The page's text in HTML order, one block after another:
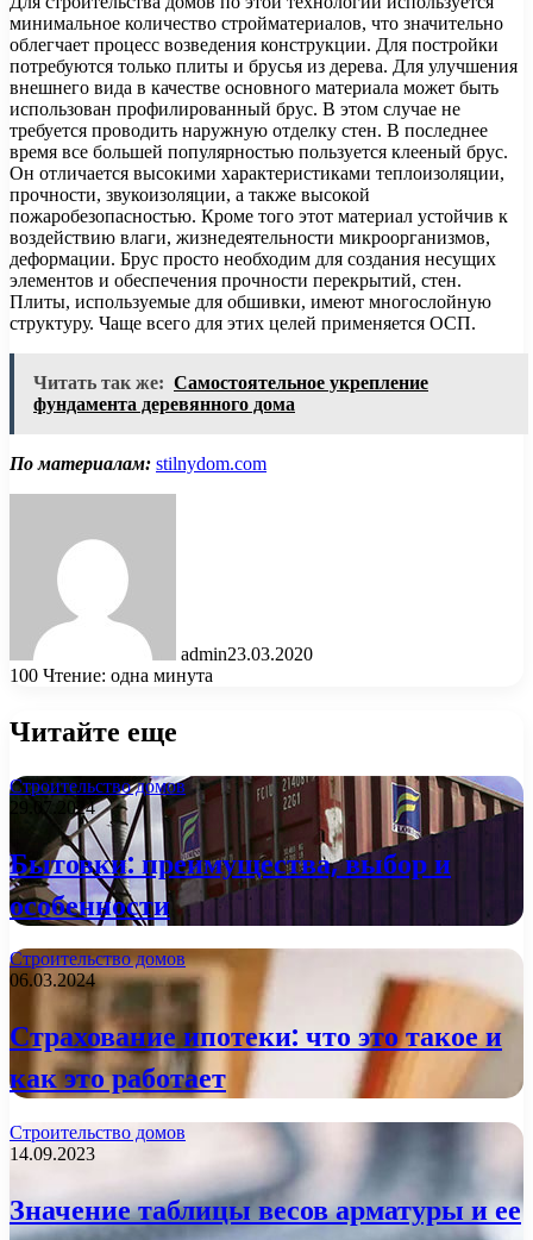
минимальное количество стройматериалов, что значительно
облегчает процесс возведения конструкции. Для постройки
потребуются только плиты и брусья из дерева. Для улучшения
внешнего вида в качестве основного материала может быть
использован профилированный брус. В этом случае не
требуется проводить наружную отделку стен. В последнее
время все большей популярностью пользуется клееный брус.
Он отличается высокими характеристиками теплоизоляции,
прочности, звукоизоляции, а также высокой
пожаробезопасностью. Кроме того этот материал устойчив к
воздействию влаги, жизнедеятельности микроорганизмов,
деформации. Брус просто необходим для создания несущих
элементов и обеспечения прочности перекрытий, стен.
Плиты, используемые для обшивки, имеют многослойную
структуру. Чаще всего для этих целей применяется ОСП.
Читать так же: Самостоятельное укрепление
фундамента деревянного дома
По материалам: stilnydom.com
admin23.03.2020
100 Чтение: одна минута
Читайте еще
Строительство домов
29.07.2024
Бытовки: преимущества, выбор и
особенности
Строительство домов
06.03.2024
Страхование ипотеки: что это такое и
как это работает
Строительство домов
14.09.2023
Значение таблицы весов арматуры и ее